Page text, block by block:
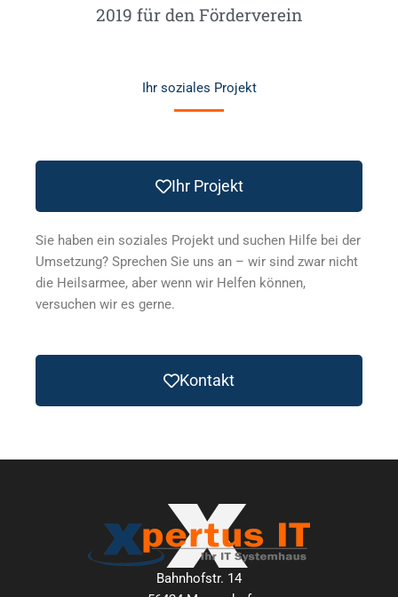
2019 für den Förderverein
Ihr soziales Projekt
Ihr Projekt
Sie haben ein soziales Projekt und suchen Hilfe bei der
Umsetzung? Sprechen Sie uns an – wir sind zwar nicht
die Heilsarmee, aber wenn wir Helfen können,
versuchen wir es gerne.
Kontakt
Bahnhofstr. 14